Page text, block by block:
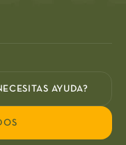
AYUDA?